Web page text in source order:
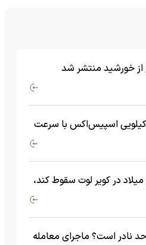
از خورشید منتشر شد
و ۴ هزار کیلویی اسپیس‌اکس با سرعت
میلاد در کویر لوت سقوط کند،
نادر است؟ ماجرای معامله